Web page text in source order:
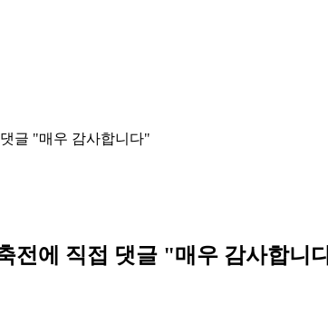
글 "매우 감사합니다"
전에 직접 댓글 "매우 감사합니